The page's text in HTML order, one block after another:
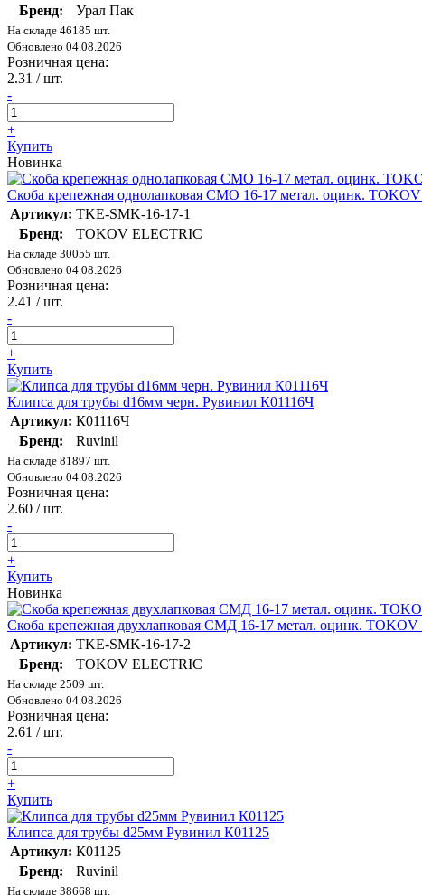
Бренд:
Урал Пак
На складе 46185 шт.
Обновлено 04.08.2026
Розничная цена:
2.31 / шт.
-
+
Купить
Новинка
Скоба крепежная однолапковая СМО 16-17 метал. оцинк.
Артикул: TKE-SMK-16-17-1
Бренд:
TOKOV ELECTRIC
На складе 30055 шт.
Обновлено 04.08.2026
Розничная цена:
2.41 / шт.
-
+
Купить
Клипса для трубы d16мм черн. Рувинил К01116Ч
Артикул: К01116Ч
Бренд:
Ruvinil
На складе 81897 шт.
Обновлено 04.08.2026
Розничная цена:
2.60 / шт.
-
+
Купить
Новинка
Скоба крепежная двухлапковая СМД 16-17 метал. оцинк.
Артикул: TKE-SMK-16-17-2
Бренд:
TOKOV ELECTRIC
На складе 2509 шт.
Обновлено 04.08.2026
Розничная цена:
2.61 / шт.
-
+
Купить
Клипса для трубы d25мм Рувинил К01125
Артикул: К01125
Бренд:
Ruvinil
На складе 38668 шт.